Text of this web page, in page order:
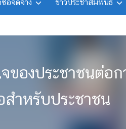
อจัดจ้าง ข่าวประชาสัมพันธ์
องประชาชนต่อ
ำหรับประชาชน